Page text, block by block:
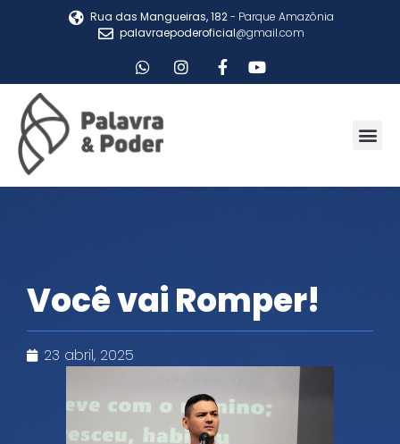
Rua das Mangueiras, 182- Parque Amazônia
palavraepoderoficial@gmail.com
Você vai Romper!
23 abril, 2025